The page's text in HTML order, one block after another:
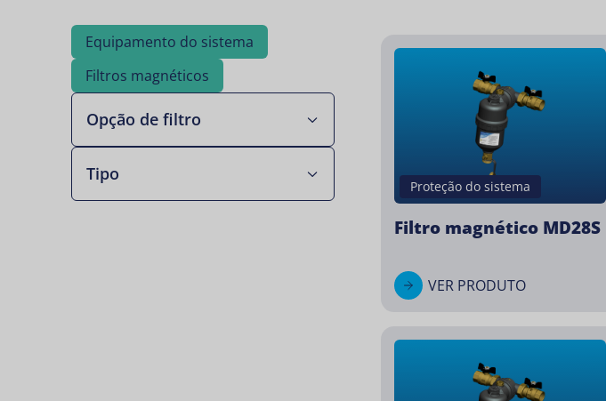
Equipamento do sistema
Filtros magnéticos
Opção de filtro
Tipo
Proteção do sistema
Filtro magnético MD28S
VER PRODUTO